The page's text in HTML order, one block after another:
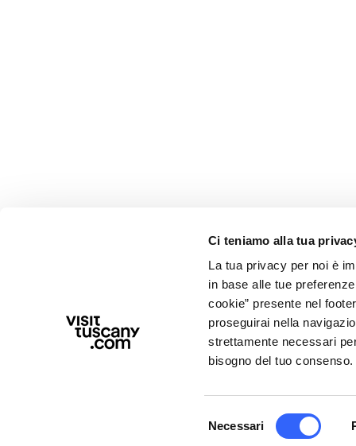
Ci teniamo alla tua
La tua privacy per noi è
in base alle tue
cookie” presente nel
proseguirai nella
strettamente necessari
bisogno del tuo consenso.
Necessari